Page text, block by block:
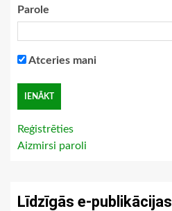
Parole
Atceries mani
Reģistrēties
Aizmirsi paroli
Līdzīgās e-publikācijas